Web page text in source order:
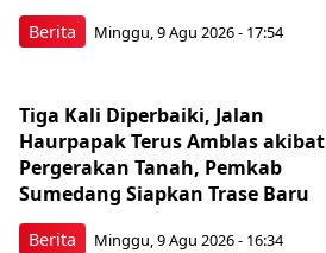
Berita Minggu, 9 Agu 2026 - 17:54
Berita
Tiga Kali Diperbaiki, Jalan
Haurpapak Terus Amblas akibat
Pergerakan Tanah, Pemkab
Sumedang Siapkan Trase Baru
Minggu, 9 Agu 2026 - 16:34